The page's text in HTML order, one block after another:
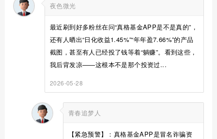
夜色微光
最近刷到好多粉丝在问“真格基金APP是不是真的”，
还有人晒出“日化收益1.45%”“年年盈7.66%”的产品
截图，甚至有人已经投了钱等着“躺赚”。看到这些，
我后背发凉——这根本不是那个投资过...
2026-05-28
青春追梦人
【紧急预警】：真格基金APP是冒名诈骗资